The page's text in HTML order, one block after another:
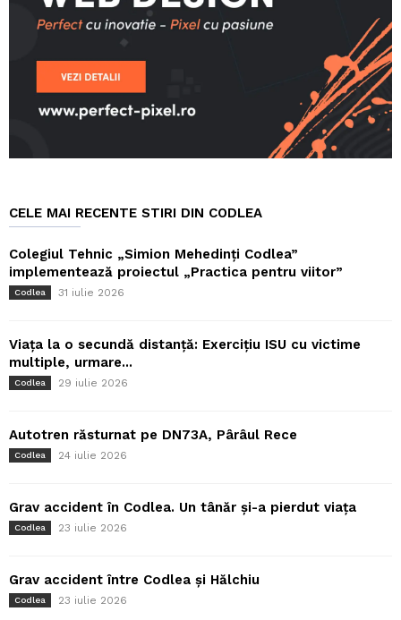
CELE MAI RECENTE STIRI DIN CODLEA
Colegiul Tehnic „Simion Mehedinți Codlea”
implementează proiectul „Practica pentru viitor”
Codlea 31 iulie 2026
Viața la o secundă distanță: Exercițiu ISU cu victime
multiple, urmare...
Codlea 29 iulie 2026
Autotren răsturnat pe DN73A, Pârâul Rece
Codlea 24 iulie 2026
Grav accident în Codlea. Un tânăr și-a pierdut viața
Codlea 23 iulie 2026
Grav accident între Codlea și Hălchiu
Codlea 23 iulie 2026